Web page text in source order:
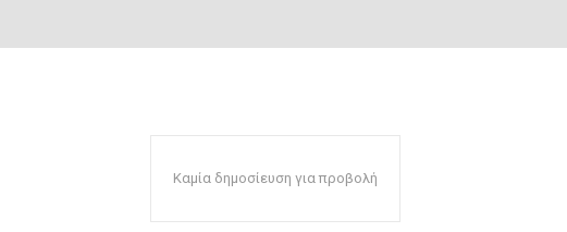
Καμία δημοσίευση για προβολή